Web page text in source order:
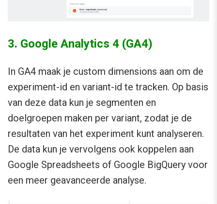
3. Google Analytics 4 (GA4)
In GA4 maak je custom dimensions aan om de
experiment-id en variant-id te tracken. Op basis
van deze data kun je segmenten en
doelgroepen maken per variant, zodat je de
resultaten van het experiment kunt analyseren.
De data kun je vervolgens ook koppelen aan
Google Spreadsheets of Google BigQuery voor
een meer geavanceerde analyse.